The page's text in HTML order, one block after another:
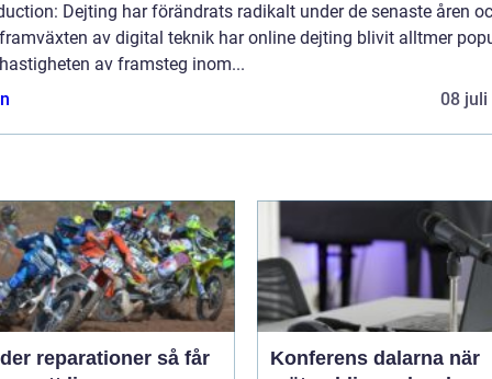
Dejting har förändrats radikalt under de senaste åren
av digital teknik har online dejting blivit alltmer
av framsteg inom...
08 juli
reparationer så får
Konferens dalarna när